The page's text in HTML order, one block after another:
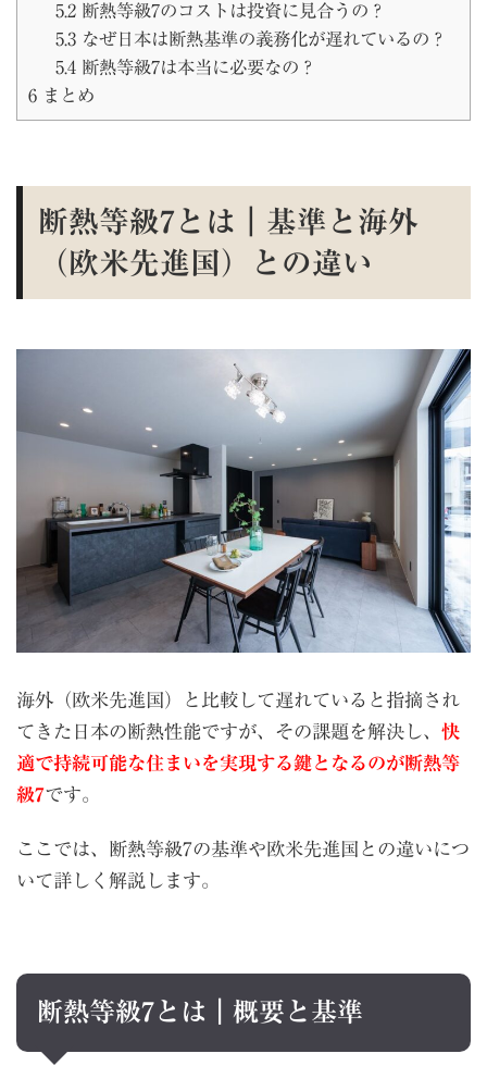
5.2断熱等級7のコストは投資に見合うの？
5.3なぜ日本は断熱基準の義務化が遅れているの？
5.4断熱等級7は本当に必要なの？
6 まとめ
断熱等級7とは｜基準と海外
（欧米先進国）との違い
海外（欧米先進国）と比較して遅れていると指摘され
てきた日本の断熱性能ですが、その課題を解決し、 快
適で持続可能な住まいを実現する鍵となるのが断熱等
級7です。
ここでは、断熱等級7の基準や欧米先進国との違いにつ
いて詳しく解説します。
断熱等級7とは｜概要と基準